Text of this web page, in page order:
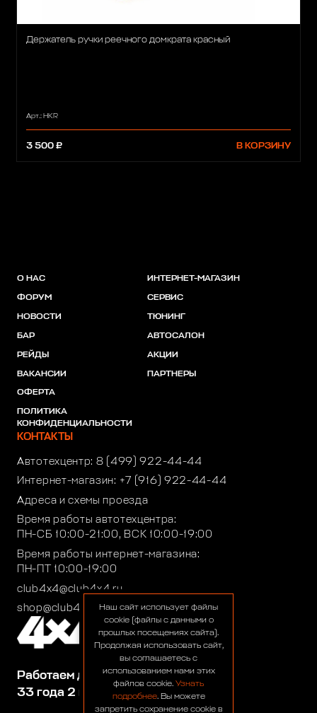
Держатель ручки реечного домкрата красный
Арт.: HKR
3 500 ₽ В КОРЗИНУ
Работаем для вас:
33 года 2 месяца 25 дней
О НАС
ФОРУМ
НОВОСТИ
БАР
РЕЙДЫ
ВАКАНСИИ
ОФЕРТА
ПОЛИТИКА
КОНФИДЕНЦИАЛЬНОСТИ
ИНТЕРНЕТ-МАГАЗИН
СЕРВИС
ТЮНИНГ
АВТОСАЛОН
АКЦИИ
ПАРТНЕРЫ
КОНТАКТЫ
Автотехцентр: 8 (499) 922-44-44
Интернет-магазин: +7 (916) 922-44-44
Адреса и схемы проезда
Время работы автотехцентра:
ПН-СБ 10:00-21:00, ВСК 10:00-19:00
Время работы интернет-магазина:
ПН-ПТ 10:00-19:00
club4x4@club4x4.ru
shop@club4x4.ruНаш сайт использует файлы
cookie (файлы с данными о
прошлых посещениях сайта).
Продолжая использовать сайт,
вы соглашаетесь с
использованием нами этих
файлов cookie. Узнать
подробнее. Вы можете
запретить сохранение cookie в